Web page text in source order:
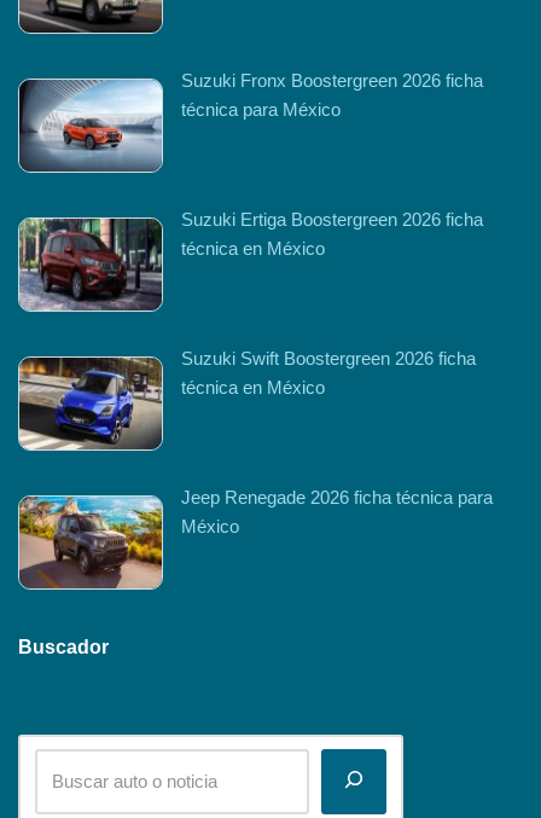
Suzuki Fronx Boostergreen 2026 ficha
técnica para México
Suzuki Ertiga Boostergreen 2026 ficha
técnica en México
Suzuki Swift Boostergreen 2026 ficha
técnica en México
Jeep Renegade 2026 ficha técnica para
México
Buscador